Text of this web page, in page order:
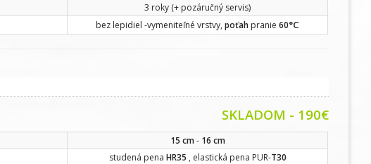
3 roky (+ pozáručný servis)
bez lepidiel -vymeniteľné vrstvy,poťah pranie60°C
SKLADOM - 190€
15 cm- 16 cm
studená pena HR35 , elastická pena PUR-T30